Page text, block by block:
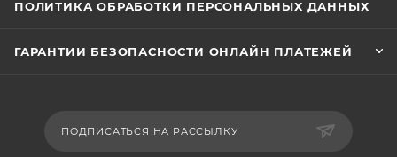
ПОЛИТИКА ОБРАБОТКИ ПЕРСОНАЛЬНЫХ ДАННЫХ
ГАРАНТИИ БЕЗОПАСНОСТИ ОНЛАЙН ПЛАТЕЖЕЙ
ПОДПИСАТЬСЯ НА РАССЫЛКУ